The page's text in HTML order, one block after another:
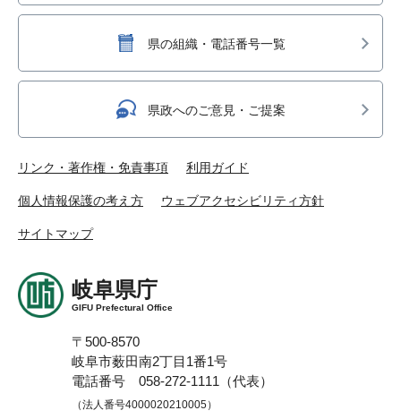
県の組織・電話番号一覧
県政へのご意見・ご提案
リンク・著作権・免責事項 利用ガイド
個人情報保護の考え方 ウェブアクセシビリティ方針
サイトマップ
岐阜県庁
GIFU Prefectural Office
〒500-8570
岐阜市薮田南2丁目1番1号
電話番号 058-272-1111（代表）
（法人番号4000020210005）